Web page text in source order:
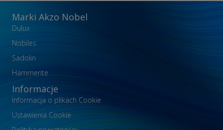
Marki Akzo Nobel
Dulux
Nobiles
Sadolin
Hammerite
Informacje
Informacja o plikach Cookie
Ustawienia Cookie